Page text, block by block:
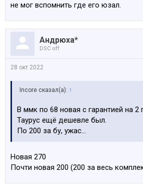
не мог вспомнить где его юзал.
Андрюха*
DSC off
28 окт 2022
Incore сказал(а): ↑
В ммк по 68 новая с гарантией на 2
Таурус ещё дешевле был.
По 200 за бу, ужас...
Новая 270
Почти новая 200 (200 за весь